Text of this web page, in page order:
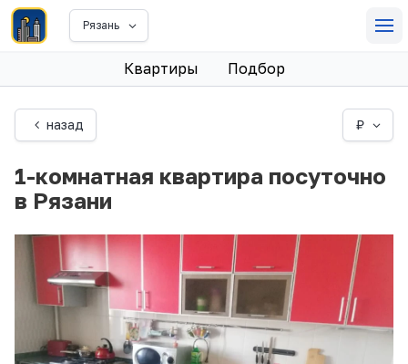
Рязань
Квартиры Подбор
назад ₽
1-комнатная квартира посуточно
в Рязани